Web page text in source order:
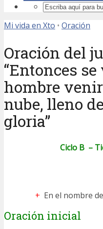
Mi vida en Xto • Oración
Oración del
“Entonces
hombre
nube, lleno
gloria”
Ciclo B –
+ En el nombre
Oración inicial